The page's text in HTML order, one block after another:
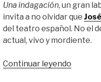
Una indagación, un gran
invita a no olvidar que
del teatro español. No el
actual, vivo y mordiente.
Continuar leyendo